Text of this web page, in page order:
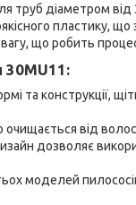
труб діаметром
пластику,
що робить
30MU11:
та конструкції,
очищається від
дозволяє
моделей